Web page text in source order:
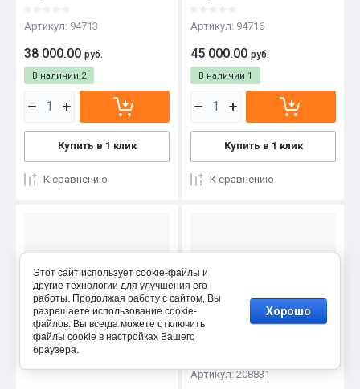
Артикул: 94713
В наличии 2
38 000.00 руб.
Купить в 1 клик
К сравнению
Артикул: 94716
В наличии 1
45 000.00 руб.
Купить в 1 клик
К сравнению
Гидроуровень,удлиненная
колба, рельефная
градуировка, 5м// Matrix
Артикул:161806 / 18705
Гладилка зубчатая "Кедр"
нержавеющая сталь, 270 x
130 мм, зуб 10 x 10 мм
Россия
Артикул: 208831
Этот сайт использует cookie-файлы и
другие технологии для улучшения его
работы. Продолжая работу с сайтом, Вы
разрешаете использование cookie-
файлов. Вы всегда можете отключить
файлы cookie в настройках Вашего
браузера.
Хорошо